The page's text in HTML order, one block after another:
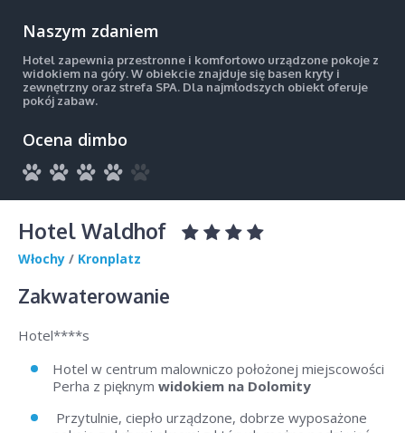
Naszym zdaniem
Hotel zapewnia przestronne i komfortowo urządzone pokoje z
widokiem na góry. W obiekcie znajduje się basen kryty i
zewnętrzny oraz strefa SPA. Dla najmłodszych obiekt oferuje
pokój zabaw.
Ocena dimbo
Hotel Waldhof
Włochy / Kronplatz
Zakwaterowanie
Hotel****s
Hotel w centrum malowniczo położonej miejscowości
Perha z pięknym widokiem na Dolomity
Przytulnie, ciepło urządzone, dobrze wyposażone